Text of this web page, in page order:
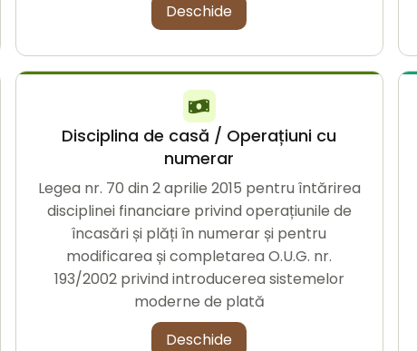
Deschide
Disciplina de casă / Operațiuni cu
numerar
Legea nr. 70 din 2 aprilie 2015 pentru întărirea
disciplinei financiare privind operațiunile de
încasări și plăți în numerar și pentru
modificarea și completarea O.U.G. nr.
193/2002 privind introducerea sistemelor
moderne de plată
Deschide